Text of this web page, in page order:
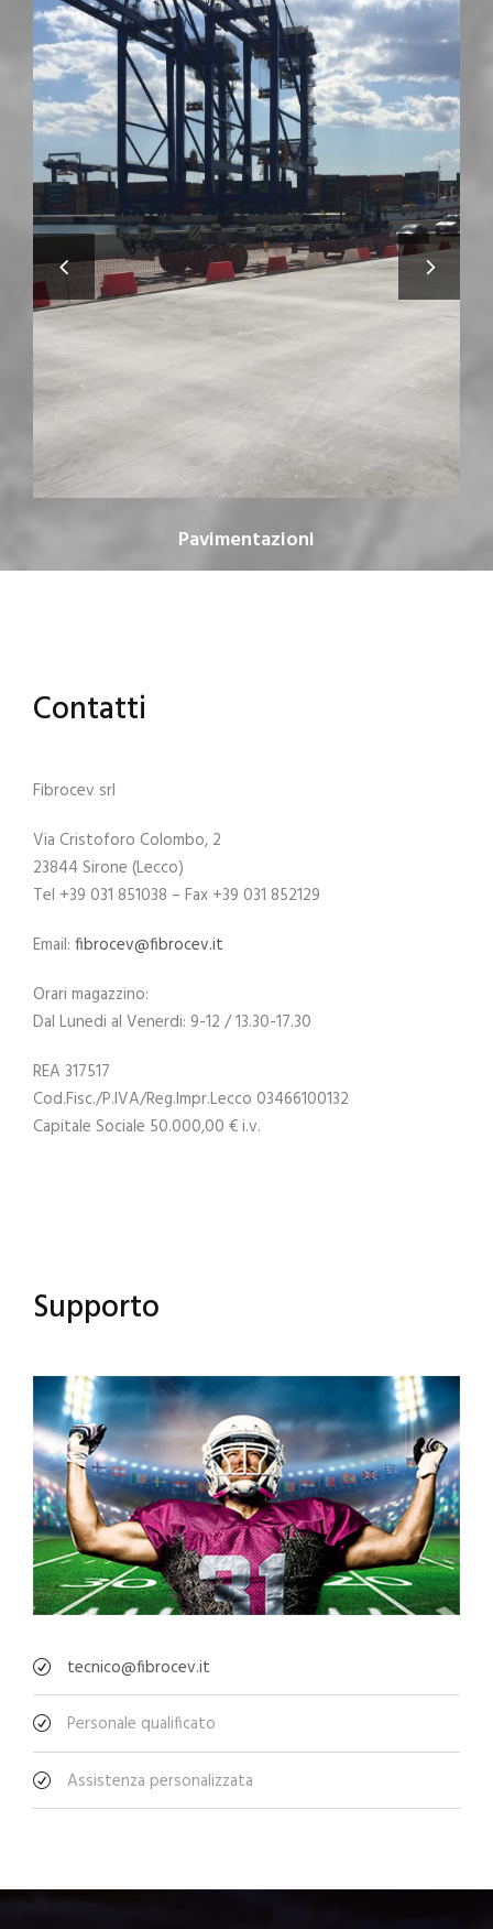
Pavimentazioni
Contatti
Fibrocev srl
Via Cristoforo Colombo, 2
23844 Sirone (Lecco)
Tel +39 031 851038 – Fax +39 031 852129
Email: fibrocev@fibrocev.it
Orari magazzino:
Dal Lunedi al Venerdi: 9-12 / 13.30-17.30
REA 317517
Cod.Fisc./P.IVA/Reg.Impr.Lecco 03466100132
Capitale Sociale 50.000,00 € i.v.
Supporto
tecnico@fibrocev.it
Personale qualificato
Assistenza personalizzata